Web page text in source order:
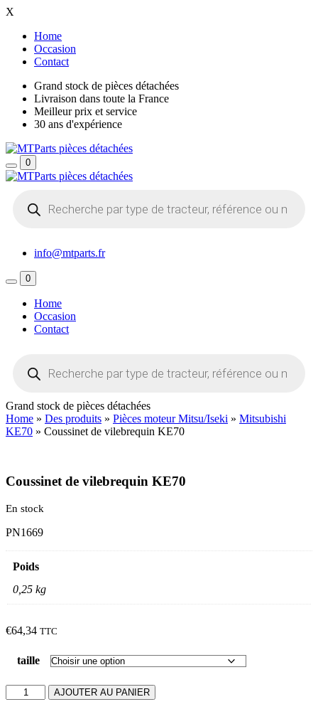
X
Home
Occasion
Contact
Grand stock de pièces détachées
Livraison dans toute la France
Meilleur prix et service
30 ans d'expérience
0
produits
info@mtparts.fr
0
Home
Occasion
Contact
produits
Grand stock de pièces détachées
Home » Des produits » Pièces moteur Mitsu/Iseki » Mitsubishi
KE70 » Coussinet de vilebrequin KE70
Coussinet de vilebrequin KE70
En stock
PN1669
Poids
0,25 kg
€64,34 TTC
taille
quantité
de
AJOUTER AU PANIER